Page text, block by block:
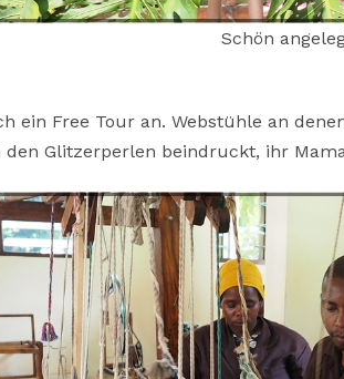
Schön
ein Free Tour an. Webstühle an
den Glitzerperlen beindruckt, ihr